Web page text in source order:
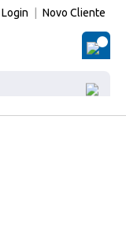
Login Novo Cliente
O